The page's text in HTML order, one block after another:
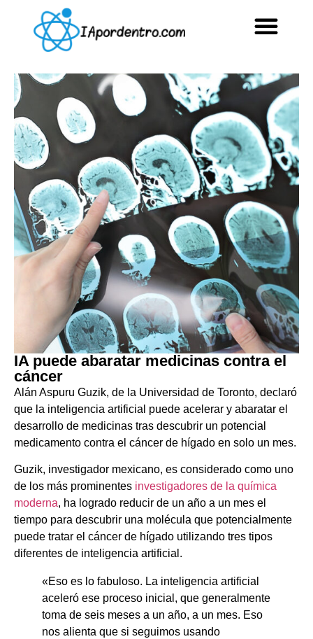
IA puede abaratar medicinas contra el
cáncer
Alán Aspuru Guzik, de la Universidad de Toronto, declaró
que la inteligencia artificial puede acelerar y abaratar el
desarrollo de medicinas tras descubrir un potencial
medicamento contra el cáncer de hígado en solo un mes.
Guzik, investigador mexicano, es considerado como uno
de los más prominentes investigadores de la química
moderna, ha logrado reducir de un año a un mes el
tiempo para descubrir una molécula que potencialmente
puede tratar el cáncer de hígado utilizando tres tipos
diferentes de inteligencia artificial.
«Eso es lo fabuloso. La inteligencia artificial
aceleró ese proceso inicial, que generalmente
toma de seis meses a un año, a un mes. Eso
nos alienta que si seguimos usando